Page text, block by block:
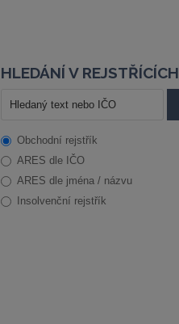
HLEDÁNÍ V REJSTŘÍCÍCH
Obchodní rejstřík
ARES dle IČO
ARES dle jména / názvu
Insolvenční rejstřík